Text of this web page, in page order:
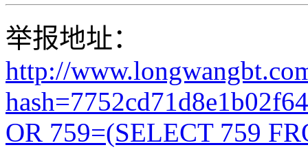
举报地址：
http://
OR 759=(SELECT 759